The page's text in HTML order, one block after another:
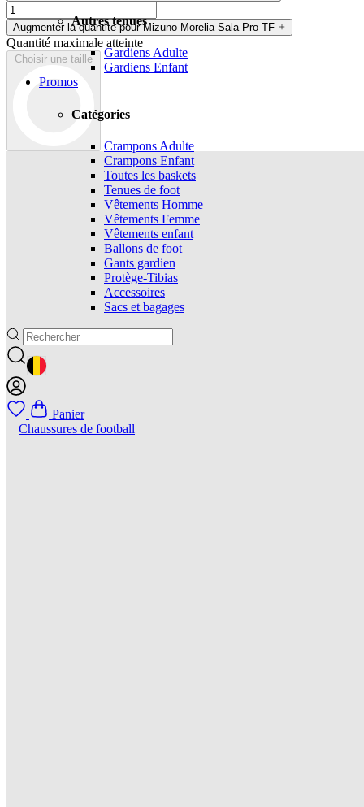
Autres tenues
Gardiens Adulte
Gardiens Enfant
Promos
Catégories
Crampons Adulte
Crampons Enfant
Toutes les baskets
Tenues de foot
Vêtements Homme
Vêtements Femme
Vêtements enfant
Ballons de foot
Gants gardien
Protège-Tibias
Accessoires
Sacs et bagages
GEOLOCATION BUTTON: BELGIQUE
Panier
Chaussures de football
Augmenter la quantité pour Mizuno Morelia Sala Pro TF
Quantité maximale atteinte
Choisir une taille